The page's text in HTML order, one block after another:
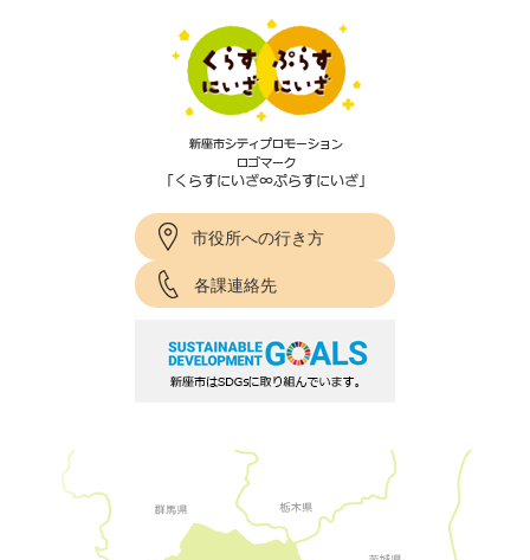
市役所への行き方
各課連絡先